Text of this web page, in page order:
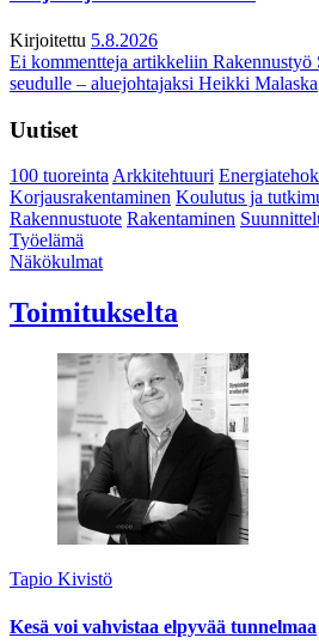
Kirjoitettu 5.8.2026
Ei kommentteja artikkeliin Rakennustyö
seudulle – aluejohtajaksi Heikki Malaska
Uutiset
100 tuoreintaArkkitehtuuri
Korjausrakentaminen Koulutus ja
Rakennustuote Rakentaminen
Työelämä
Näkökulmat
Toimitukselta
Tapio Kivistö
Kesä voi vahvistaa elpyvää tunnelmaa